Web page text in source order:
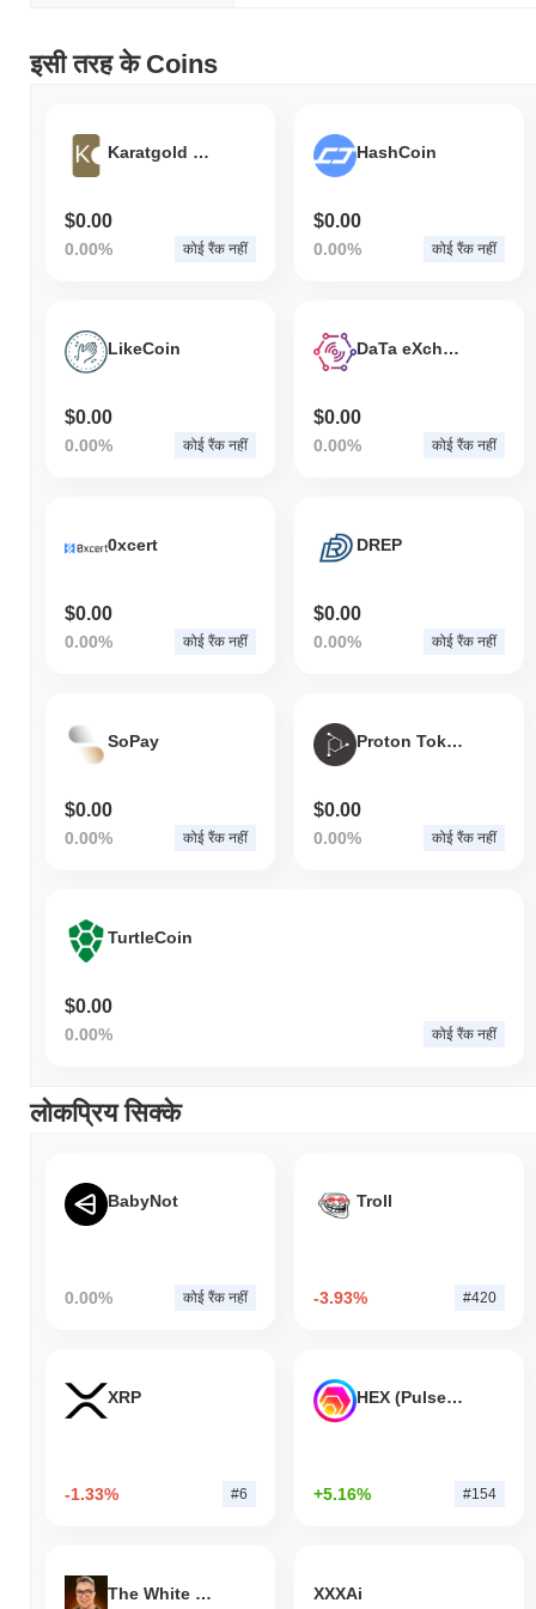
इसी तरह के Coins
Karatgold Coin
$0.00
0.00% कोई रैंक नहीं
HashCoin
$0.00
0.00% कोई रैंक नहीं
LikeCoin
$0.00
0.00% कोई रैंक नहीं
DaTa eXchange
$0.00
0.00% कोई रैंक नहीं
0xcert
$0.00
0.00% कोई रैंक नहीं
DREP
$0.00
0.00% कोई रैंक नहीं
SoPay
$0.00
0.00% कोई रैंक नहीं
Proton Token
$0.00
0.00% कोई रैंक नहीं
TurtleCoin
$0.00
0.00% कोई रैंक नहीं
लोकप्रिय सिक्के
BabyNot
0.00% कोई रैंक नहीं
Troll
-3.93% #420
XRP
-1.33% #6
HEX (Pulsechain)
+5.16% #154
The White Bull XXXAi